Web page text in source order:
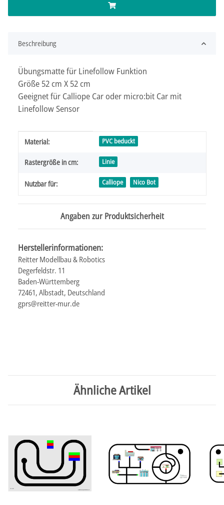
Beschreibung
Übungsmatte für Linefollow Funktion
Größe 52 cm X 52 cm
Geeignet für Calliope Car oder micro:bit Car mit
Linefollow Sensor
Produkteigenschaft
Wert
Material: PVC beduckt
Rastergröße in cm: Linie
Nutzbar für: Calliope Nico Bot
Angaben zur Produktsicherheit
Herstellerinformationen:
Reitter Modellbau & Robotics
Degerfeldstr. 11
Baden-Württemberg
72461, Albstadt, Deutschland
gprs@reitter-mur.de
Ähnliche Artikel